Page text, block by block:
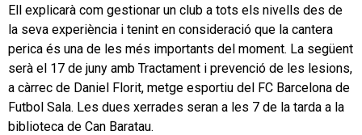
Ell explicarà com gestionar un club a tots els nivells des de
la seva experiència i tenint en consideració que la cantera
perica és una de les més importants del moment. La següent
serà el 17 de juny amb Tractament i prevenció de les lesions,
a càrrec de Daniel Florit, metge esportiu del FC Barcelona de
Futbol Sala. Les dues xerrades seran a les 7 de la tarda a la
biblioteca de Can Baratau.